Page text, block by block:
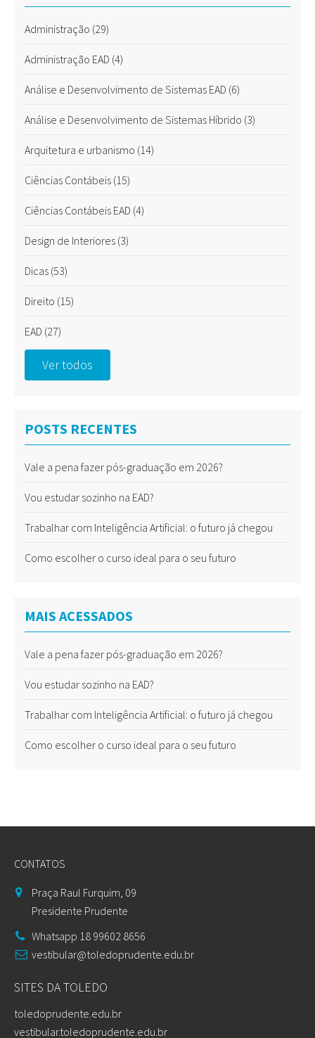
Administração (29)
Administração EAD (4)
Análise e Desenvolvimento de Sistemas EAD (6)
Análise e Desenvolvimento de Sistemas Híbrido (3)
Arquitetura e urbanismo (14)
Ciências Contábeis (15)
Ciências Contábeis EAD (4)
Design de Interiores (3)
Dicas (53)
Direito (15)
EAD (27)
Ver todos
POSTS RECENTES
Vale a pena fazer pós-graduação em 2026?
Vou estudar sozinho na EAD?
Trabalhar com Inteligência Artificial: o futuro já chegou
Como escolher o curso ideal para o seu futuro
MAIS ACESSADOS
Vale a pena fazer pós-graduação em 2026?
Vou estudar sozinho na EAD?
Trabalhar com Inteligência Artificial: o futuro já chegou
Como escolher o curso ideal para o seu futuro
CONTATOS
Praça Raul Furquim, 09
Presidente Prudente
Whatsapp 18 99602 8656
vestibular@toledoprudente.edu.br
SITES DA TOLEDO
toledoprudente.edu.br
vestibular.toledoprudente.edu.br